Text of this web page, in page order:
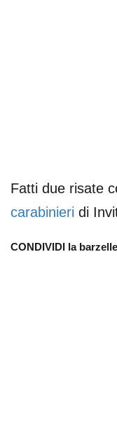
Fatti due risate
carabinieri di
CONDIVIDI la